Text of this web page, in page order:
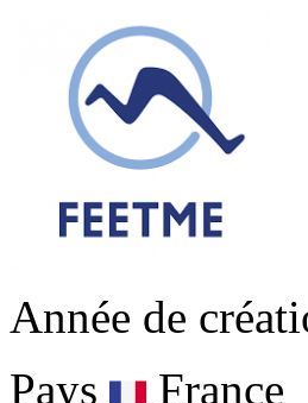
Année de
Pays
France